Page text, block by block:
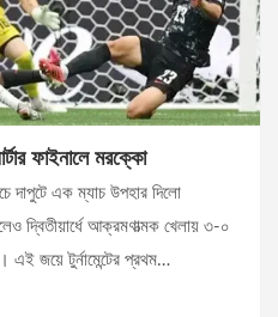
ফাইনালে মরক্কো
দাপুটে এক ম্যাচ উপহার দিলো
দ্বিতীয়ার্ধে আক্রমণাত্মক খেলায় ৩-০
জয়ে টুর্নামেন্টের প্রথম…